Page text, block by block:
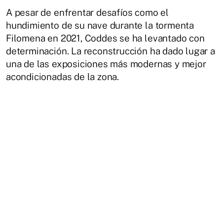
A pesar de enfrentar desafíos como el
hundimiento de su nave durante la tormenta
Filomena en 2021, Coddes se ha levantado con
determinación. La reconstrucción ha dado lugar a
una de las exposiciones más modernas y mejor
acondicionadas de la zona.